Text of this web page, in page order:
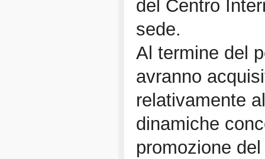
del Centro
sede.
Al termine del
avranno
relativamente
dinamiche
promozione